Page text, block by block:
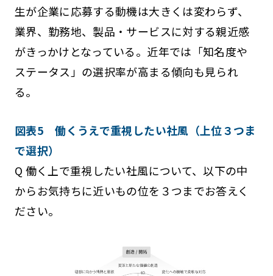
生が企業に応募する動機は大きくは変わらず、
業界、勤務地、製品・サービスに対する親近感
がきっかけとなっている。近年では「知名度や
ステータス」の選択率が高まる傾向も見られ
る。
図表5 働くうえで重視したい社風（上位３つま
で選択）
Q 働く上で重視したい社風について、以下の中
からお気持ちに近いもの位を３つまでお答えく
ださい。